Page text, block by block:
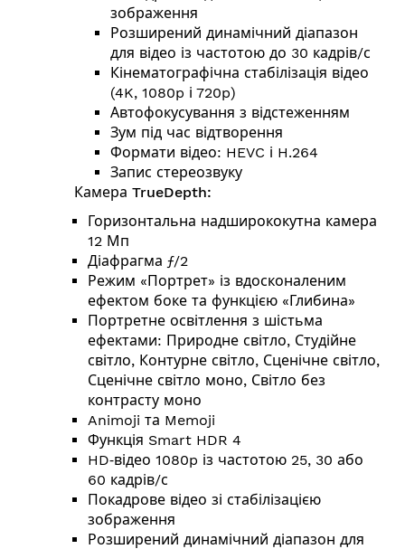
зображення
Розширений динамічний діапазон
для відео із частотою до 30 кадрів/с
Кінемато­графічна стабілізація відео
(4K, 1080p і 720p)
Автофокусування з відстеженням
Зум під час відтворення
Формати відео: HEVC і H.264
Запис стереозвуку
Камера TrueDepth:
Горизонтальна надширококутна камера
12 Мп
Діафрагма ƒ/2
Режим «Портрет» із вдо­ско­на­ле­ним
ефектом боке та функцією «Глибина»
Портретне освітлення з шістьма
ефектами: Природне світло, Студійне
світло, Контурне світло, Сценічне світло,
Сценічне світло моно, Світло без
контрасту моно
Animoji та Memoji
Функція Smart HDR 4
HD‑відео 1080p із частотою 25, 30 або
60 кадрів/с
Покадрове відео зі стабілізацією
зображення
Розширений динамічний діапазон для